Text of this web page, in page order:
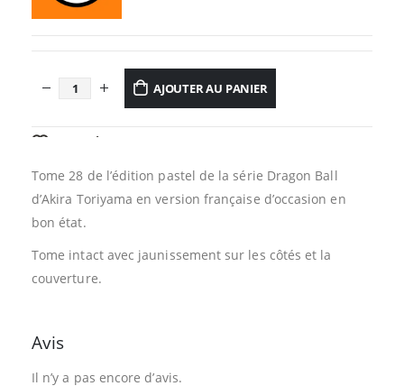
AJOUTER AU PANIER
Tome 28 de l’édition pastel de la série Dragon Ball
d’Akira Toriyama en version française d’occasion en
bon état.
Tome intact avec jaunissement sur les côtés et la
couverture.
Avis
Il n’y a pas encore d’avis.